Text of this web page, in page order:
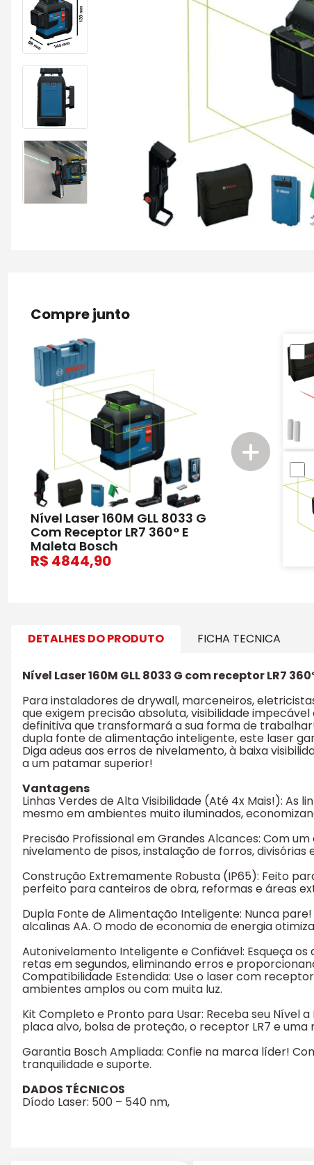
Compre junto
Nível Laser 160M GLL 8033 G
Com Receptor LR7 360° E
Maleta Bosch
4844,90
DETALHES DO PRODUTO FICHA TECNICA
Nível Laser 160M GLL 8033 G com receptor LR7
Para instaladores de drywall, marceneiros,
que exigem precisão absoluta, visibilidade
definitiva que transformará a sua forma de
dupla fonte de alimentação inteligente, este laser
Diga adeus aos erros de nivelamento, à baixa
a um patamar superior!
Vantagens
Linhas Verdes de Alta Visibilidade (Até 4x Mais!):
mesmo em ambientes muito iluminados,
Precisão Profissional em Grandes Alcances: Com
nivelamento de pisos, instalação de forros,
Construção Extremamente Robusta (IP65): Feito
perfeito para canteiros de obra, reformas e áreas
Dupla Fonte de Alimentação Inteligente: Nunca
alcalinas AA. O modo de economia de energia
Autonivelamento Inteligente e Confiável: Esqueça
retas em segundos, eliminando erros e
Compatibilidade Estendida: Use o laser com
ambientes amplos ou com muita luz.
Kit Completo e Pronto para Usar: Receba seu Nível
placa alvo, bolsa de proteção, o receptor LR7 e
Garantia Bosch Ampliada: Confie na marca líder!
tranquilidade e suporte.
DADOS TÉCNICOS
Díodo Laser: 500 – 540 nm,